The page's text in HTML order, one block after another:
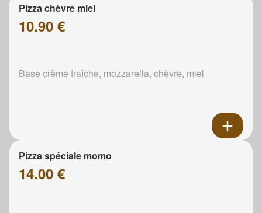
Pizza chèvre miel
10.90 €
Base crème fraîche, mozzarella, chèvre, miel
Pizza spéciale momo
14.00 €